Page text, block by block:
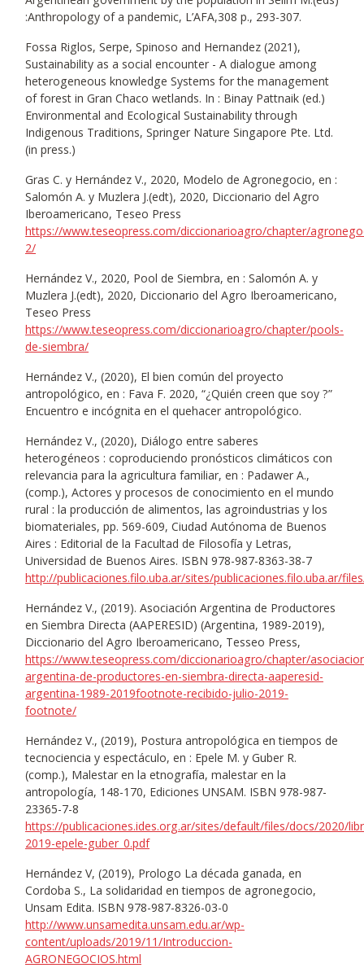
:Anthropology of a pandemic, L’AFA,308 p., 293-307.
Fossa Riglos, Serpe, Spinoso and Hernandez (2021),
Sustainability as a social encounter - A dialogue among
heterogeneous knowledge Systems for the management
of forest in Gran Chaco wetlands. In : Binay Pattnaik (ed.)
Environmental and Ecological Sustainability through
Indigenous Traditions, Springer Nature Singapore Pte. Ltd.
(in press.)
Gras C. y Hernández V., 2020, Modelo de Agronegocio, en :
Salomón A. y Muzlera J.(edt), 2020, Diccionario del Agro
Iberoamericano, Teseo Press
https://www.teseopress.com/diccionarioagro/chapter/
2/
Hernández V., 2020, Pool de Siembra, en : Salomón A. y
Muzlera J.(edt), 2020, Diccionario del Agro Iberoamericano,
Teseo Press
https://www.teseopress.com/diccionarioagro/chapter/pools-
de-siembra/
Hernández V., (2020), El bien común del proyecto
antropológico, en : Fava F. 2020, “¿Quién creen que soy ?”
Encuentro e incógnita en el quehacer antropológico.
Hernández V., (2020), Diálogo entre saberes
heterogéneos : coproduciendo pronósticos climáticos con
relevancia para la agricultura familiar, en : Padawer A.,
(comp.), Actores y procesos de conocimiento en el mundo
rural : la producción de alimentos, las agroindustrias y los
biomateriales, pp. 569-609, Ciudad Autónoma de Buenos
Aires : Editorial de la Facultad de Filosofía y Letras,
Universidad de Buenos Aires. ISBN 978-987-8363-38-7
http://publicaciones.filo.uba.ar/sites/publicaciones.filo.uba.ar/
Hernández V., (2019). Asociación Argentina de Productores
en Siembra Directa (AAPERESID) (Argentina, 1989-2019),
Diccionario del Agro Iberoamericano, Tesseo Press,
https://www.teseopress.com/diccionarioagro/chapter/
argentina-de-productores-en-siembra-directa-aaperesid-
argentina-1989-2019footnote-recibido-julio-2019-
footnote/
Hernández V., (2019), Postura antropológica en tiempos de
tecnociencia y espectáculo, en : Epele M. y Guber R.
(comp.), Malestar en la etnografía, malestar en la
antropología, 148-170, Ediciones UNSAM. ISBN 978-987-
23365-7-8
https://publicaciones.ides.org.ar/sites/default/files/docs/2020/
2019-epele-guber_0.pdf
Hernández V, (2019), Prologo La década ganada, en
Cordoba S., La solidaridad en tiempos de agronegocio,
Unsam Edita. ISBN 978-987-8326-03-0
http://www.unsamedita.unsam.edu.ar/wp-
content/uploads/2019/11/Introduccion-
AGRONEGOCIOS.html